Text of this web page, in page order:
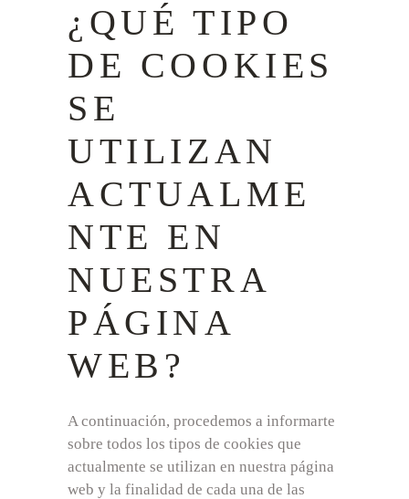
¿QUÉ TIPO
DE COOKIES
SE
UTILIZAN
ACTUALME
NTE EN
NUESTRA
PÁGINA
WEB?
A continuación, procedemos a informarte
sobre todos los tipos de cookies que
actualmente se utilizan en nuestra página
web y la finalidad de cada una de las